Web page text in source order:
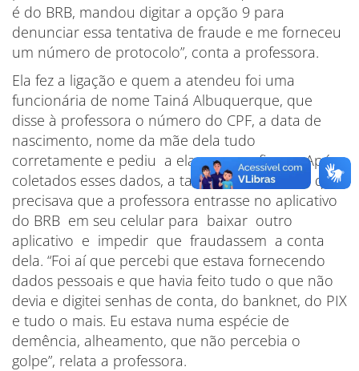
é do BRB, mandou digitar a opção 9 para
denunciar essa tentativa de fraude e me forneceu
um número de protocolo”, conta a professora.
Ela fez a ligação e quem a atendeu foi uma
funcionária de nome Tainá Albuquerque, que
disse à professora o número do CPF, a data de
nascimento, nome da mãe dela tudo
corretamente e pediu a ela para confirmar. Após
coletados esses dados, a tal funcionária disse que
precisava que a professora entrasse no aplicativo
do BRB em seu celular para baixar outro
aplicativo e impedir que fraudassem a conta
dela. “Foi aí que percebi que estava fornecendo
dados pessoais e que havia feito tudo o que não
devia e digitei senhas de conta, do banknet, do PIX
e tudo o mais. Eu estava numa espécie de
demência, alheamento, que não percebia o
golpe”, relata a professora.